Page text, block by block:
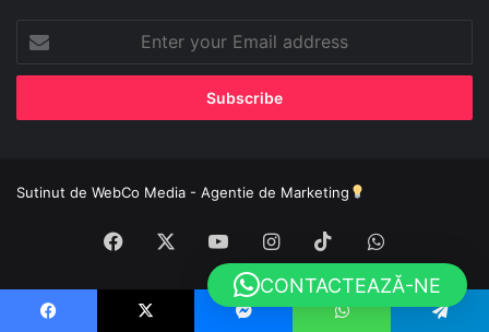
your
Email
Sutinut de WebCo Media - Agentie de Marketing
Facebook YouTubeInstagram
TikTokWhatsApp
CONTACTEAZĂ-NE